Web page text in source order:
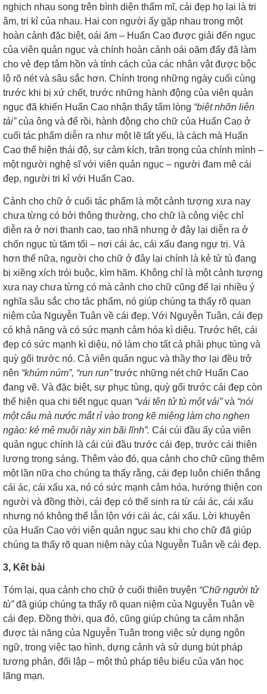
nghịch nhau song trên bình diện thẩm mĩ, cái đẹp họ lại là tri
âm, tri kỉ của nhau. Hai con người ấy gặp nhau trong một
hoàn cảnh đặc biệt, oái ăm – Huấn Cao được giải đến ngục
của viên quản ngục và chính hoàn cảnh oái oăm đấy đã làm
cho vẻ đẹp tâm hồn và tính cách của các nhân vật được bộc
lộ rõ nét và sâu sắc hơn. Chính trong những ngày cuối cùng
trước khi bị xứ chết, trước những hành động của viên quản
ngục đã khiến Huấn Cao nhận thấy tấm lòng “biệt nhỡn liên
tài”của ông và để rồi, hành động cho chữ của Huấn Cao ở
cuối tác phẩm diễn ra như một lẽ tất yếu, là cách mà Huấn
Cao thể hiện thái độ, sự cảm kích, trân trọng của chính mình –
một người nghệ sĩ với viên quản ngục – người đam mê cái
đẹp, người tri kỉ với Huấn Cao.
Cảnh cho chữ ở cuối tác phẩm là một cảnh tượng xưa nay
chưa từng có bởi thông thường, cho chữ là công việc chỉ
diễn ra ở nơi thanh cao, tao nhã nhưng ở đây lại diễn ra ở
chốn ngục tù tăm tối – nơi cái ác, cái xấu đang ngự trị. Và
hơn thế nữa, người cho chữ ở đây lại chính là kẻ tử tù đang
bị xiềng xích trói buộc, kìm hãm. Không chỉ là một cảnh tượng
xưa nay chưa từng có mà cảnh cho chữ cũng để lại nhiều ý
nghĩa sâu sắc cho tác phẩm, nó giúp chúng ta thấy rõ quan
niệm của Nguyễn Tuân về cái đẹp. Với Nguyễn Tuân, cái đẹp
có khả năng và có sức mạnh cảm hóa kì diệu. Trước hết, cái
đẹp có sức mạnh kì diệu, nó làm cho tất cả phải phục tùng và
quỳ gối trước nó. Cả viên quản ngục và thầy thơ lại đều trở
nên “khúm núm”, “run run”trước những nét chữ Huấn Cao
đang vẽ. Và đặc biệt, sự phục tùng, quỳ gối trước cái đẹp còn
thể hiện qua chi tiết ngục quan “vái tên tử tù một vái”và “nói
một câu mà nước mắt rỉ vào trong kẽ miệng làm cho nghẹn
ngào: kẻ mê muội này xin bãi lĩnh”. Cái cúi đầu ấy của viên
quản ngục chính là cái cúi đầu trước cái đẹp, trước cái thiên
lương trong sáng. Thêm vào đó, qua cảnh cho chữ cũng thêm
một lần nữa cho chúng ta thấy rằng, cái đẹp luôn chiến thắng
cái ác, cái xấu xa, nó có sức mạnh cảm hóa, hướng thiện con
người và đồng thời, cái đẹp có thể sinh ra từ cái ác, cái xấu
nhưng nó không thể lẫn lộn với cái ác, cái xấu. Lời khuyên
của Huấn Cao với viên quản ngục sau khi cho chữ đã giúp
chúng ta thấy rõ quan niệm này của Nguyễn Tuân về cái đẹp.
3, Kết bài
Tóm lại, qua cảnh cho chữ ở cuối thiên truyện “Chữ người tử
tù”đã giúp chúng ta thấy rõ quan niệm của Nguyễn Tuân về
cái đẹp. Đồng thời, qua đó, cũng giúp chúng ta cảm nhận
được tài năng của Nguyễn Tuân trong việc sử dụng ngôn
ngữ, trong việc tạo hình, dựng cảnh và sử dụng bút pháp
tương phản, đối lập – một thủ pháp tiêu biểu của văn học
lãng mạn.